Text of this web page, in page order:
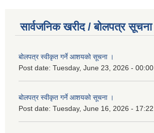
सार्वजनिक खरीद / बोलपत्र सूचना
बोलपत्र स्वीकृत गर्ने आशयको सूचना ।
Post date: Tuesday, June 23, 2026 - 00:00
बोलपत्र स्वीकृत गर्ने आशयको सूचना ।
Post date: Tuesday, June 16, 2026 - 17:22